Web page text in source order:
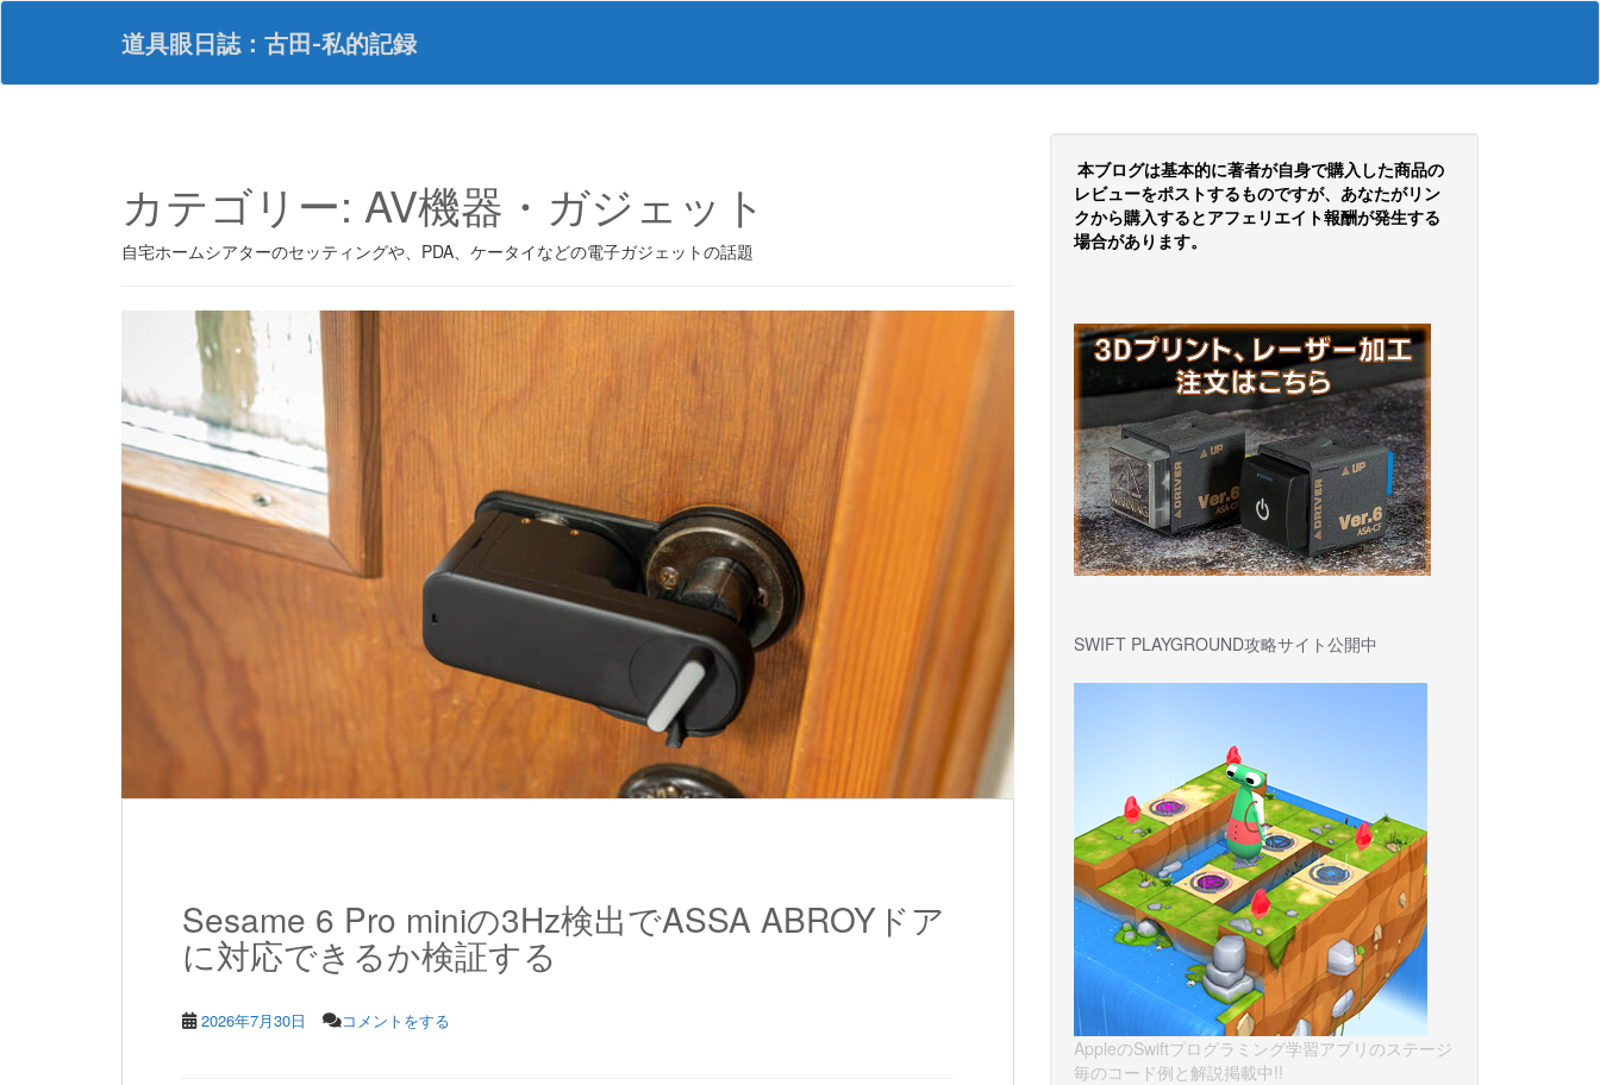
S
p
道具眼日誌：古田-私的記録
カテゴリー: AV機器・ガジェット
自宅ホームシアターのセッティングや、PDA、ケータイなどの電子ガジェットの話題
Sesame 6 Pro miniの3Hz検出でASSA ABROYドア
に対応できるか検証する
2026年7月30日 コメントをする
本ブログは基本的に著者が自身で購入した商品の
レビューをポストするものですが、あなたがリン
クから購入するとアフェリエイト報酬が発生する
場合があります。
SWIFT PLAYGROUND攻略サイト公開中
AppleのSwiftプログラミング学習アプリのステージ
毎のコード例と解説掲載中!!